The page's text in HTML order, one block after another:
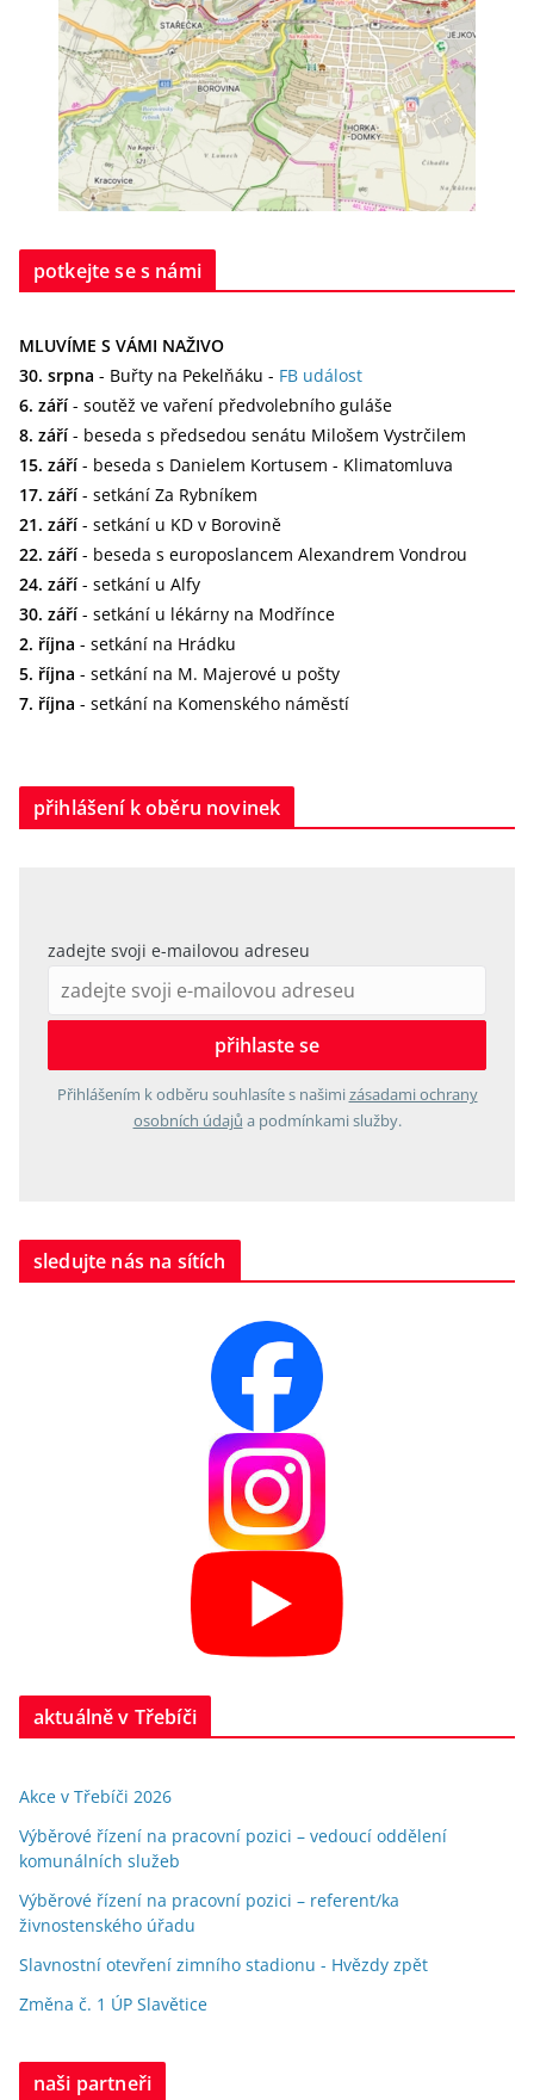
potkejte se s námi
MLUVÍME S VÁMI NAŽIVO
30. srpna - Buřty na Pekelňáku - FB událost
6. září - soutěž ve vaření předvolebního guláše
8. září - beseda s předsedou senátu Milošem Vystrčilem
15. září - beseda s Danielem Kortusem - Klimatomluva
17. září - setkání Za Rybníkem
21. září - setkání u KD v Borovině
22. září - beseda s europoslancem Alexandrem Vondrou
24. září - setkání u Alfy
30. září - setkání u lékárny na Modřínce
2. října - setkání na Hrádku
5. října - setkání na M. Majerové u pošty
7. října - setkání na Komenského náměstí
přihlášení k oběru novinek
zadejte svoji e-mailovou adreseu
Přihlášením k odběru souhlasíte s našimizásadami ochrany
osobních údajů a podmínkami služby.
sledujte nás na sítích
aktuálně v Třebíči
Akce v Třebíči 2026
Výběrové řízení na pracovní pozici – vedoucí oddělení
komunálních služeb
Výběrové řízení na pracovní pozici – referent/ka
živnostenského úřadu
Slavnostní otevření zimního stadionu - Hvězdy zpět
Změna č. 1 ÚP Slavětice
naši partneři